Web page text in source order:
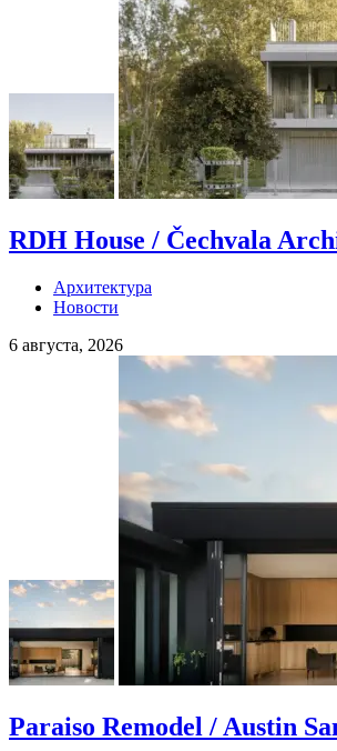
RDH House / Čechvala
Архитектура
Новости
6 августа, 2026
Paraiso Remodel / Austin